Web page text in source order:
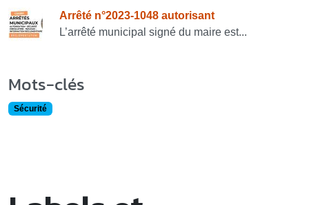
Arrêté n°2023-1048 autorisant
L’arrêté municipal signé du maire est...
Mots-clés
Sécurité